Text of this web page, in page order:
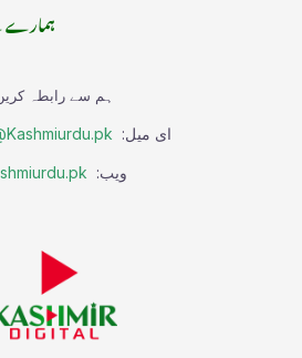
ہمارے
ہم سے رابطہ
ای میل:
ویب: